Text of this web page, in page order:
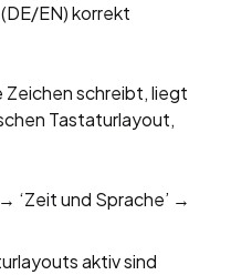
EN) korrekt
Zeichen schreibt, liegt
Tastaturlayout,
‘Zeit und Sprache’ →
aktiv sind